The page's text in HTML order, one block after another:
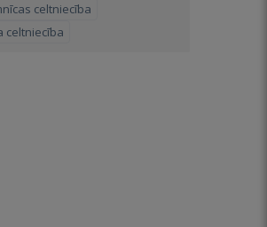
celtniecība
celtniecība